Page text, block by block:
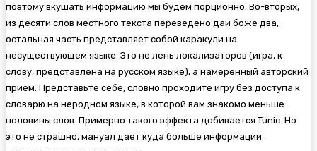
поэтому вкушать информацию мы будем порционно. Во-вторых,
из десяти слов местного текста переведено дай боже два,
остальная часть представляет собой каракули на
несуществующем языке. Это не лень локализаторов (игра, к
слову, представлена на русском языке), а намеренный авторский
прием. Представьте себе, словно проходите игру без доступа к
словарю на неродном языке, в которой вам знакомо меньше
половины слов. Примерно такого эффекта добивается Tunic. Но
это не страшно, мануал дает куда больше информации